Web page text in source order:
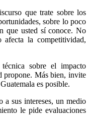
que trate sobre los
sobre lo poco
que usted sí conoce. No
la competitividad,
sobre el impacto
propone. Más bien, invite
es posible.
a sus intereses, un medio
le pide evaluaciones